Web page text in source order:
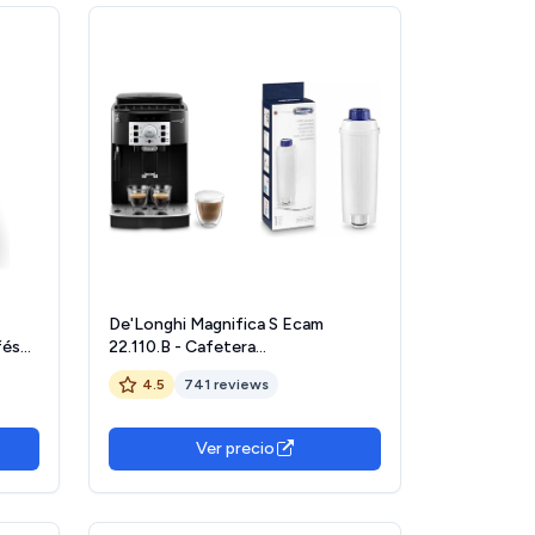
De'Longhi Magnifica S Ecam
22.110.B - Cafetera
superautomática, 15 bares de
presión, 13 programas ajustables,
agua antical
4.5 741 reviews
Ver precio